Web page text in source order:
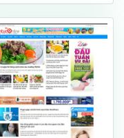
1,000,000 ₫.
là: